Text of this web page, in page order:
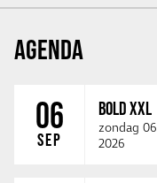
AGENDA
06
SEP
BOLD XXL
zondag
2026